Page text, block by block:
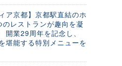
ア京都】京都駅直結のホ
レストランが趣向を凝
業29周年を記念し、
堪能する特別メニューを